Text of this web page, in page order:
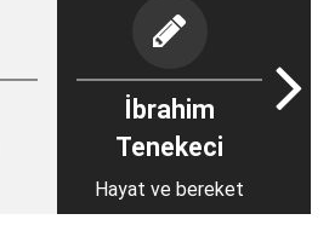
İbrahim
Tenekeci
Hayat ve bereket